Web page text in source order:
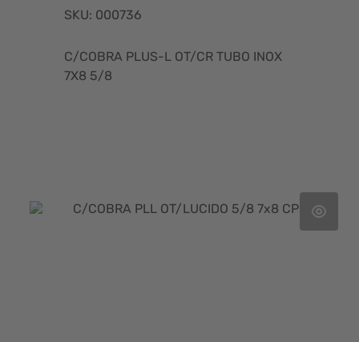
SKU: 000736
C/COBRA PLUS-L OT/CR TUBO INOX
7X8 5/8